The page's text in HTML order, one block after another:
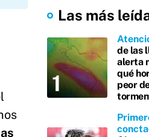
Las más
de las
alerta
qué
peor